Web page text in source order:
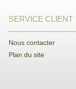
SERVICE CLIENT
Nous contacter
Plan du site